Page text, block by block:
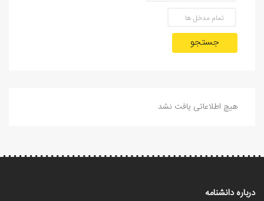
جستجو
هیچ اطلاعاتی یافت نشد
درباره دانشنامه